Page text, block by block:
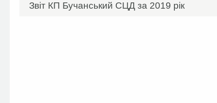
Звіт КП Бучанський СЦД за 2019 рік